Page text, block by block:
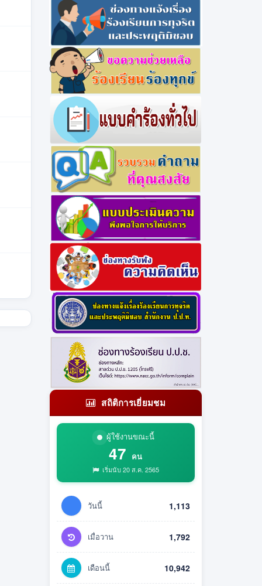
สถิติการเยี่ยมชม
ผู้ใช้งานขณะนี้
47 คน
เริ่มนับ 20 ส.ค. 2565
วันนี้ 1,113
เมื่อวาน 1,792
เดือนนี้ 10,942